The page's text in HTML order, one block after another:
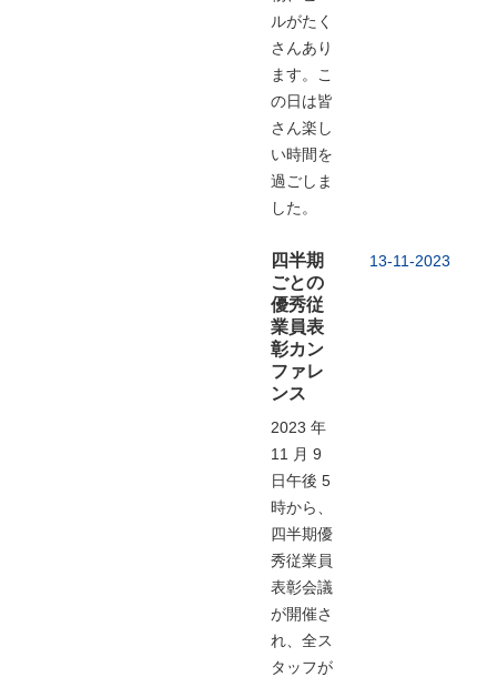
ルがたく
さんあり
ます。こ
の日は皆
さん楽し
い時間を
過ごしま
した。
13-11-2023
四半期
ごとの
優秀従
業員表
彰カン
ファレ
ンス
2023 年
11 月 9
日午後 5
時から、
四半期優
秀従業員
表彰会議
が開催さ
れ、全ス
タッフが